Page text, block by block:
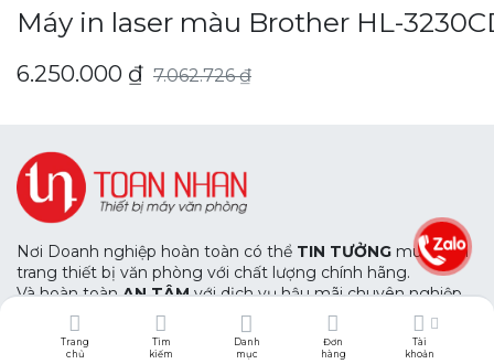
Trang
chủ
Tìm
kiếm
Danh
mục
Đơn
hàng
Tài
khoản
Máy in laser màu Brother HL-
6.250.000 ₫ 7.062.726₫
Nơi Doanh nghiệp hoàn toàn có thể TIN TƯỞNG mua sắm
trang thiết bị văn phòng với chất lượng chính hãng.
Và hoàn toànAN TÂMvới dịch vụ hậu mãi chuyên nghiệp
của chúng tôi.